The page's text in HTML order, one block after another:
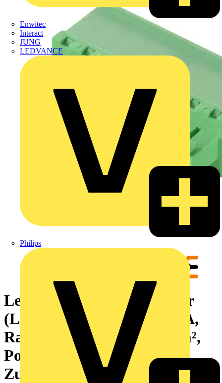
Enwitec
Interact
JUNG
LEDVANCE
Philips
Leiterplattensteckverbinder
(Leiteranschluss), 160 V, 8 A,
Raster in mm: 3.81, 1.5 mm²,
Polzahl: 19,
Zugbügelanschluss, Box